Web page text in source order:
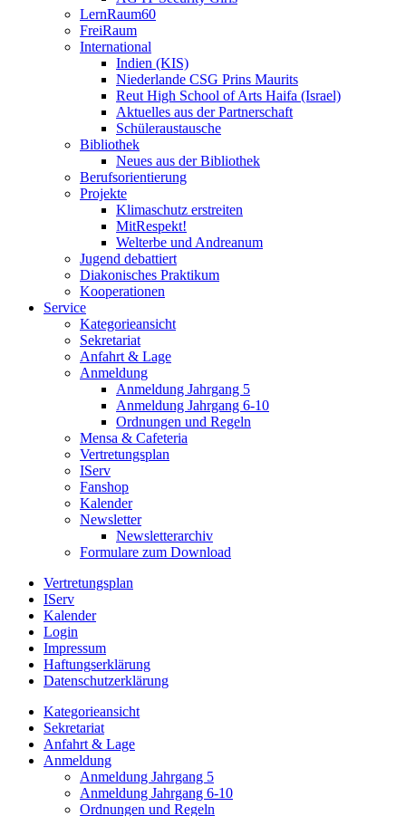
LernRaum60
FreiRaum
International
Indien (KIS)
Niederlande CSG Prins Maurits
Reut High School of Arts Haifa (Israel)
Aktuelles aus der Partnerschaft
Schüleraustausche
Bibliothek
Neues aus der Bibliothek
Berufsorientierung
Projekte
Klimaschutz erstreiten
MitRespekt!
Welterbe und Andreanum
Jugend debattiert
Diakonisches Praktikum
Kooperationen
Service
Kategorieansicht
Sekretariat
Anfahrt & Lage
Anmeldung
Anmeldung Jahrgang 5
Anmeldung Jahrgang 6-10
Ordnungen und Regeln
Mensa & Cafeteria
Vertretungsplan
IServ
Fanshop
Kalender
Newsletter
Newsletterarchiv
Formulare zum Download
Vertretungsplan
IServ
Kalender
Login
Impressum
Haftungserklärung
Datenschutzerklärung
Kategorieansicht
Sekretariat
Anfahrt & Lage
Anmeldung
Anmeldung Jahrgang 5
Anmeldung Jahrgang 6-10
Ordnungen und Regeln